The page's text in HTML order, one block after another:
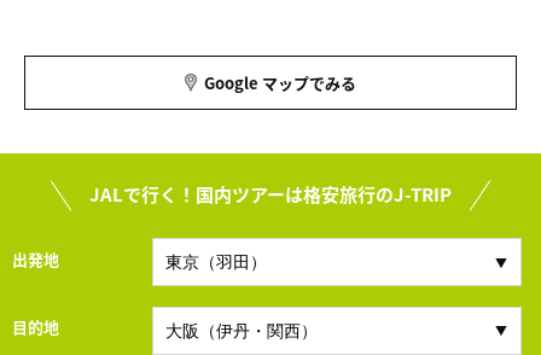
Google マップでみる
JALで行く！国内ツアーは格安旅行のJ-TRIP
出発地
目的地